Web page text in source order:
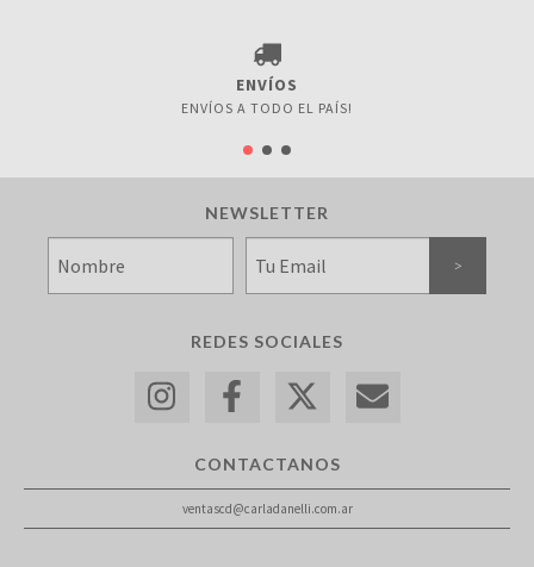
ENVÍOS
ENVÍOS A TODO EL PAÍS!
NEWSLETTER
REDES SOCIALES
CONTACTANOS
ventascd@carladanelli.com.ar